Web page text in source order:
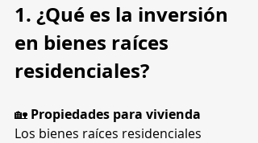
1. ¿Qué es la inversión
en bienes raíces
residenciales?
🏡 Propiedades para vivienda
Los bienes raíces residenciales